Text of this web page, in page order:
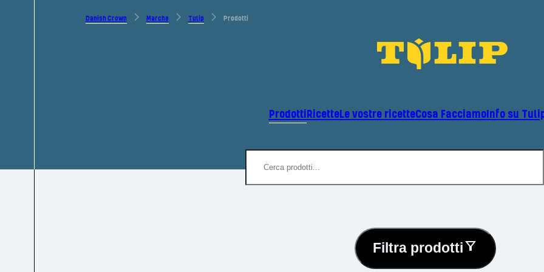
Danish Crown Marche Tulip Prodotti
ProdottiRicetteLe vostre ricetteCosa FacciamoInfo su
Filtra prodotti